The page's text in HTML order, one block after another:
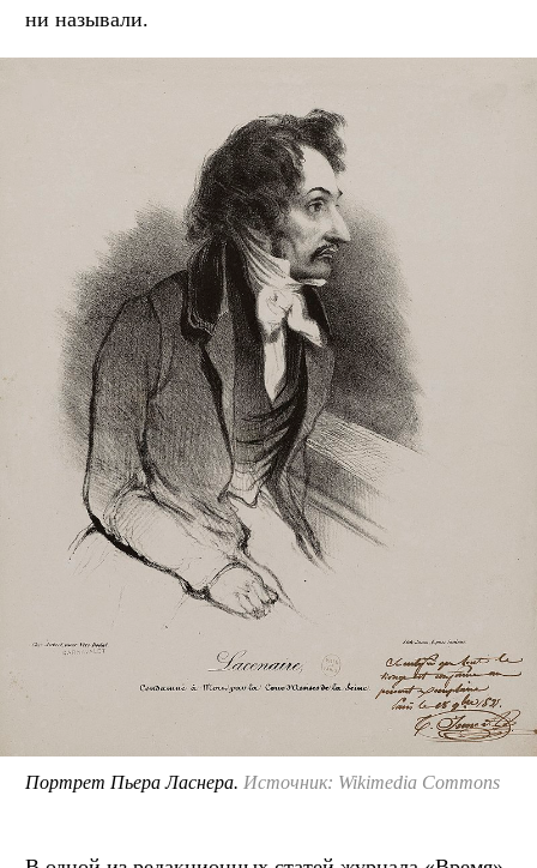
ни называли.
Портрет Пьера Ласнера. Источник: Wikimedia Commons